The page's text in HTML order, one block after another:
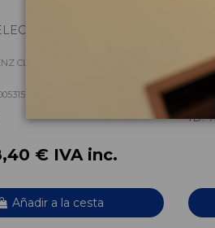
A2229005315
CLASE B (W246) B 200 CDI
€ IVA inc.
Añadir a la cesta
ID: